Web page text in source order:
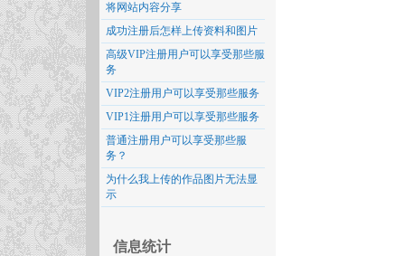
将网站内容分享
成功注册后怎样上传资料和图片
高级VIP注册用户可以享受那些服
务
VIP2注册用户可以享受那些服务
VIP1注册用户可以享受那些服务
普通注册用户可以享受那些服
务？
为什么我上传的作品图片无法显
示
信息统计